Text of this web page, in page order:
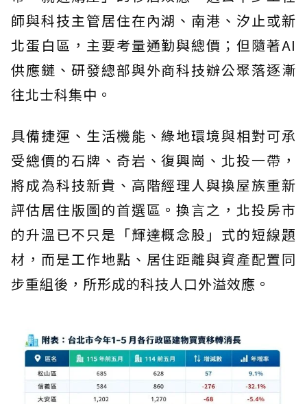
師與科技主管居住在內湖、南港、汐止或新
北蛋白區，主要考量通勤與總價；但隨著AI
供應鏈、研發總部與外商科技辦公聚落逐漸
往北士科集中。
具備捷運、生活機能、綠地環境與相對可承
受總價的石牌、奇岩、復興崗、北投一帶，
將成為科技新貴、高階經理人與換屋族重新
評估居住版圖的首選區。換言之，北投房市
的升溫已不只是「輝達概念股」式的短線題
材，而是工作地點、居住距離與資產配置同
步重組後，所形成的科技人口外溢效應。